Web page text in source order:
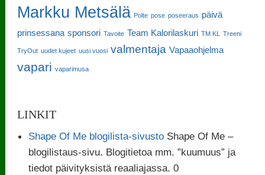
Markku Metsälä Polte pose poseeraus päivä
prinsessana sponsori Tavoite Team Kalorilaskuri TM KL Treeni
TryOut uudet kujeet uusi vuosi valmentaja Vapaaohjelma
vapari vaparimusa
LINKIT
Shape Of Me blogilista-sivusto Shape Of Me –
blogilistaus-sivu. Blogitietoa mm. ”kuumuus” ja
tiedot päivityksistä reaaliajassa. 0